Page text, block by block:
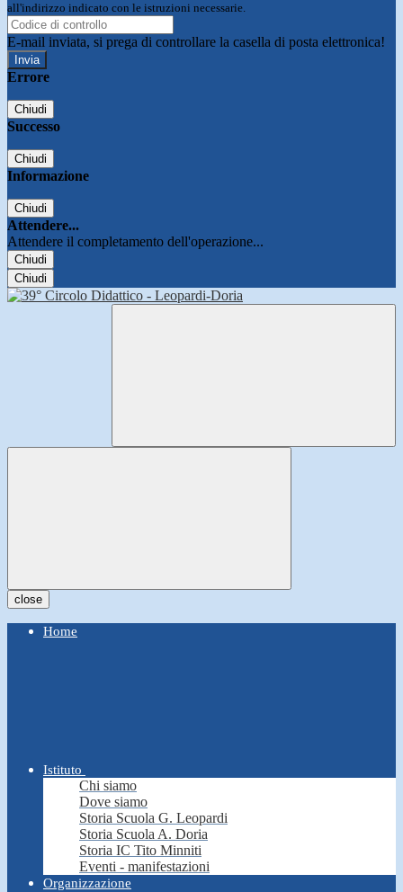
all'indirizzo indicato con le istruzioni necessarie.
E-mail inviata, si prega di controllare la casella di posta elettronica!
Errore
Chiudi
Successo
Chiudi
Informazione
Chiudi
Attendere...
Attendere il completamento dell'operazione...
Chiudi
Chiudi
close
Home
Istituto
Chi siamo
Dove siamo
Storia Scuola G. Leopardi
Storia Scuola A. Doria
Storia IC Tito Minniti
Eventi - manifestazioni
Organizzazione